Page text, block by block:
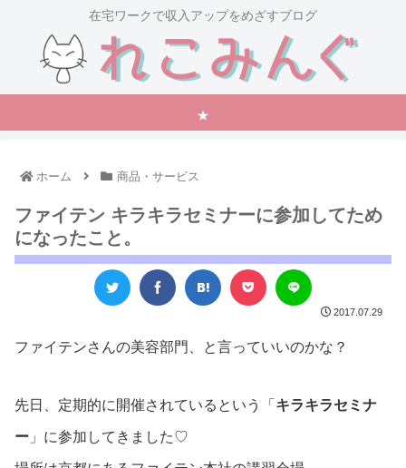
在宅ワークで収入アップをめざすブログ
★
ホーム 商品・サービス
ファイテン キラキラセミナーに参加してため
になったこと。
2017.07.29
ファイテンさんの美容部門、と言っていいのかな？
先日、定期的に開催されているという「 キラキラセミナ
ー 」に参加してきました♡